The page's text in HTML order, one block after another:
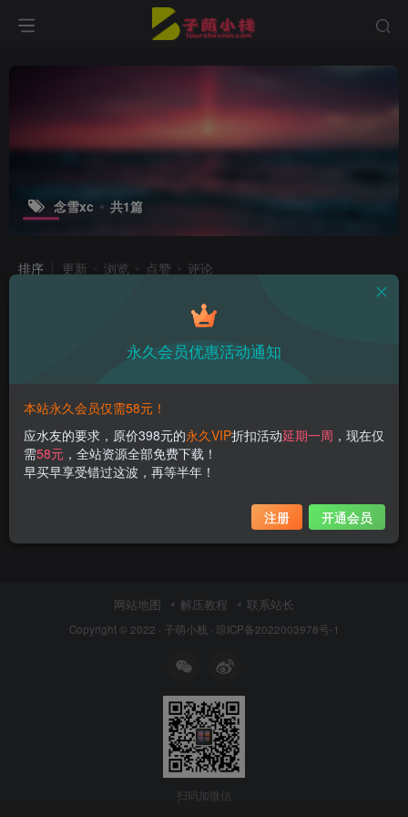
念雪xc 共1篇
排序 更新 浏览 点赞 评论
念雪ww玫瑰礼物，从礼盒中走出来的
红衣女孩
子萌在线
网站地图 解压教程 联系站长
Copyright © 2022 · 子萌小栈 · 琼ICP备2022003978号-1
扫码加微信
永久会员优惠活动通知
本站永久会员仅需58元！
应水友的要求，原价398元的永久VIP折扣活动延期一周 ，现在仅
需58元 ，全站资源全部免费下载！
早买早享受错过这波，再等半年！
注册 开通会员